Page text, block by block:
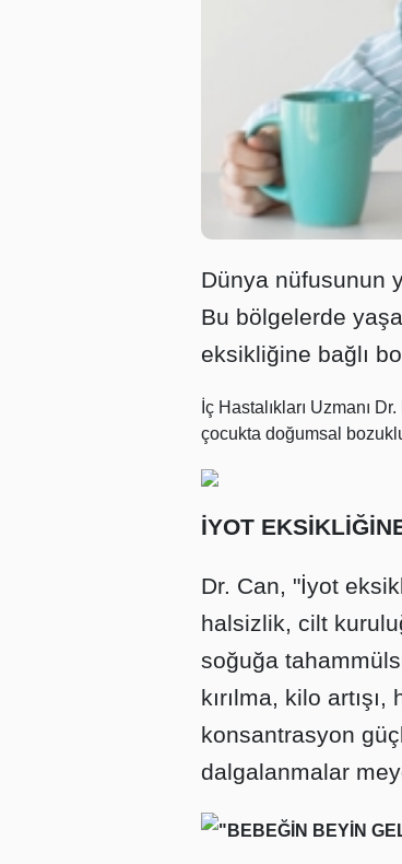
Dünya nüfusunun
Bu bölgelerde
eksikliğine bağlı
İç Hastalıkları Uzmanı
çocukta doğumsal
İYOT
Dr. Can, "İyot
halsizlik, cilt
soğuğa
kırılma, kilo
konsantrasyon
dalgalanmalar
"BEBEĞİN BEYİN